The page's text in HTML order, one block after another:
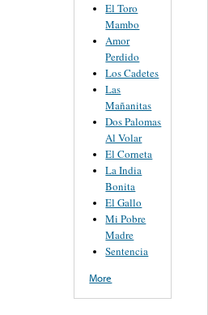
El Toro
Mambo
Amor
Perdido
Los Cadetes
Las
Mañanitas
Dos Palomas
Al Volar
El Corneta
La India
Bonita
El Gallo
Mi Pobre
Madre
Sentencia
More